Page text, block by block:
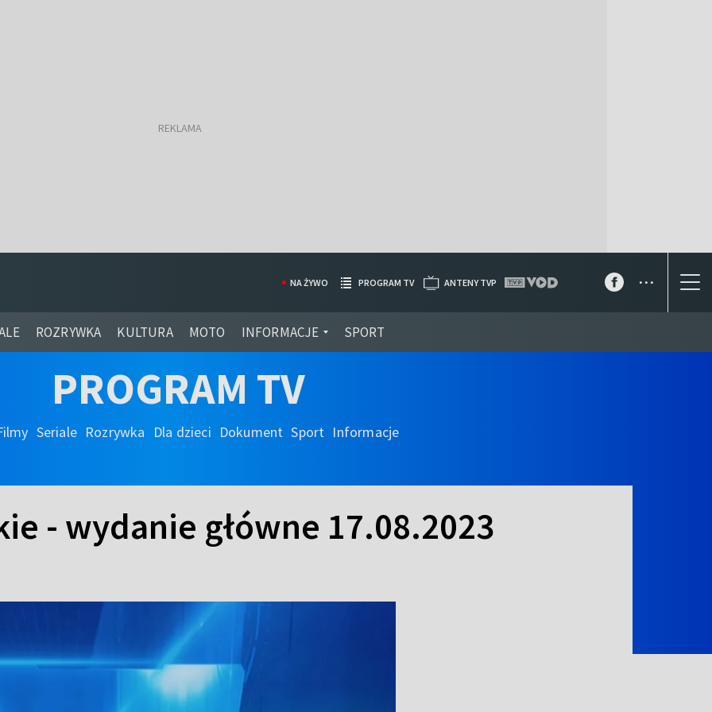
ROZRYWKA KULTURA MOTO INFORMACJE SPORT
NA ŻYWO PROGRAM TV ANTENY TVP ...
PROGRAM TV
Seriale Rozrywka Dla dzieci Dokument Sport Informacje
- wydanie główne 17.08.2023